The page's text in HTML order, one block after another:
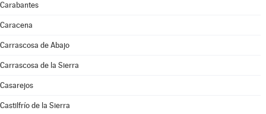
Carabantes
Caracena
Carrascosa de Abajo
Carrascosa de la Sierra
Casarejos
Castilfrío de la Sierra